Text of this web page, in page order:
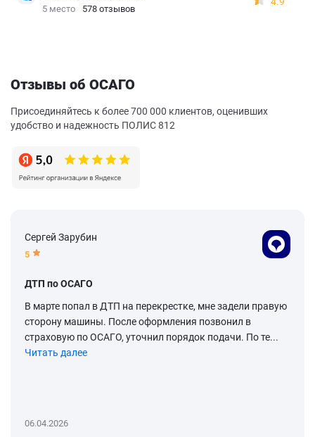
5 место 578 отзывов
Отзывы об ОСАГО
Присоединяйтесь к более 700 000 клиентов, оценивших
удобство и надежность ПОЛИС 812
Сергей Зарубин
5
ДТП по ОСАГО
В марте попал в ДТП на перекрестке, мне задели правую
сторону машины. После оформления позвонил в
страховую по ОСАГО, уточнил порядок подачи. По те...
Читать далее
06.04.2026